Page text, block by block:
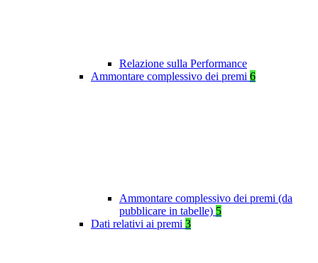
Relazione sulla Performance
Ammontare complessivo dei premi 6
Ammontare complessivo dei premi (da
pubblicare in tabelle) 5
Dati relativi ai premi 3